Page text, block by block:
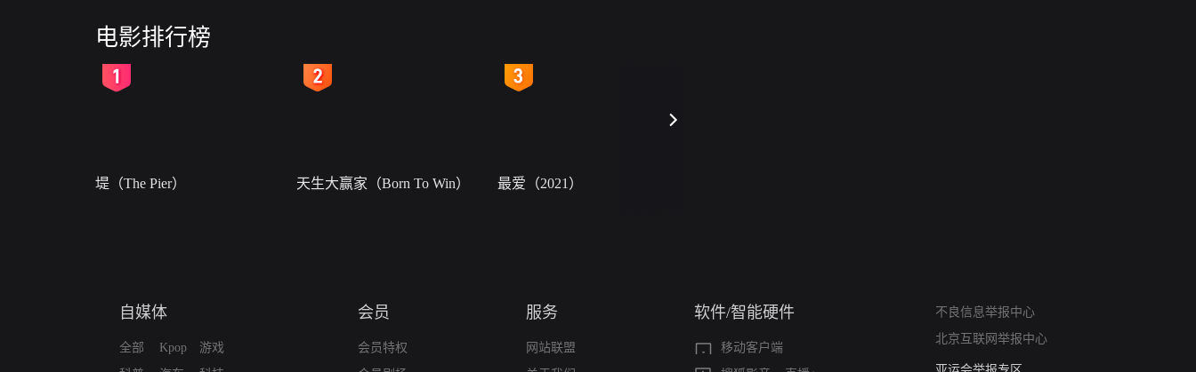
电影排行榜
堤（The Pier） 天生大赢家（Born To Win） 最爱（2021）
自媒体
全部
Kpop
游戏
会员
会员特权
服务
网站联盟
软件/智能硬件
移动客户端
不良信息举报中心
北京互联网举报中心
算法推荐专项举报